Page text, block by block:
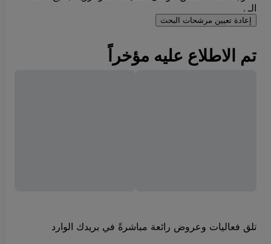
الـ .
إعادة تعيين مرشحات البحث
تم الاطلاع عليه مؤخراً
تلق فعاليات وعروض رائعة مباشرةً في بريدك الوارد